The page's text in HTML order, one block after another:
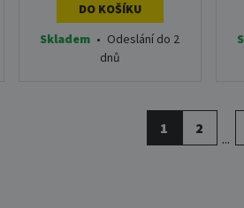
DO KOŠÍKU
Skladem • Odeslání do 2
dnů
1 2
...